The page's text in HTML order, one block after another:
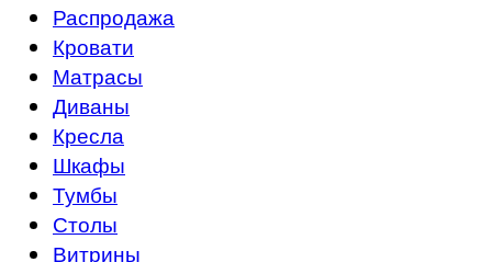
Распродажа
Кровати
Матрасы
Диваны
Кресла
Шкафы
Тумбы
Столы
Витрины